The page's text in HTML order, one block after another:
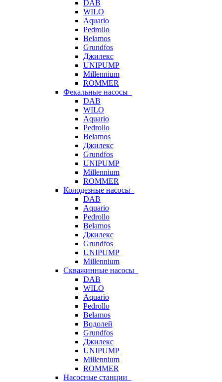
DAB
WILO
Aquario
Pedrollo
Belamos
Grundfos
Джилекс
UNIPUMP
Millennium
ROMMER
Фекальные насосы
DAB
WILO
Aquario
Pedrollo
Belamos
Джилекс
Grundfos
UNIPUMP
Millennium
ROMMER
Колодезные насосы
DAB
Aquario
Pedrollo
Belamos
Джилекс
Grundfos
UNIPUMP
Millennium
Скважинные насосы
DAB
WILO
Aquario
Pedrollo
Belamos
Водолей
Grundfos
Джилекс
UNIPUMP
Millennium
ROMMER
Насосные станции